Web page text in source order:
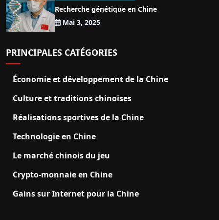
Recherche génétique en Chine
Mai 3, 2025
PRINCIPALES CATÉGORIES
Économie et développement de la Chine
Culture et traditions chinoises
Réalisations sportives de la Chine
Technologie en Chine
Le marché chinois du jeu
Crypto-monnaie en Chine
Gains sur Internet pour la Chine